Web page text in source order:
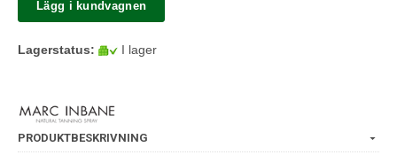
Lägg i kundvagnen
Lagerstatus: I lager
PRODUKTBESKRIVNING